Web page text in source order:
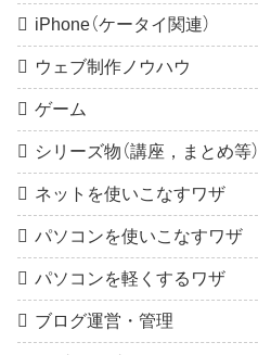
iPhone（ケータイ関連）
ウェブ制作ノウハウ
ゲーム
シリーズ物（講座，まとめ等）
ネットを使いこなすワザ
パソコンを使いこなすワザ
パソコンを軽くするワザ
ブログ運営・管理